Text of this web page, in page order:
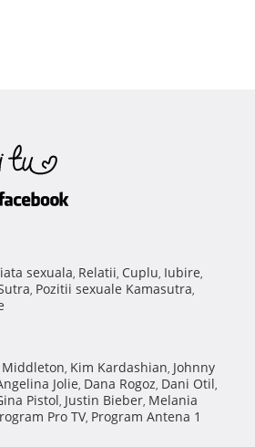
sexuala, Relatii, Cuplu, Iubire,
, Pozitii sexuale Kamasutra,
Middleton, Kim Kardashian, Johnny
Jolie, Dana Rogoz, Dani Otil,
Pistol, Justin Bieber, Melania
Pro TV, Program Antena 1